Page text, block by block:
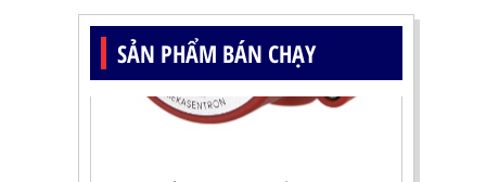
SẢN PHẨM BÁN CHẠY